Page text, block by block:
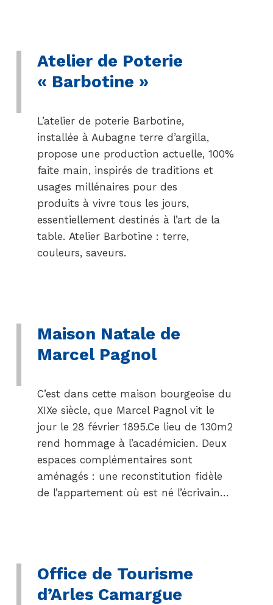
Atelier de Poterie
« Barbotine »
L’atelier de poterie Barbotine,
installée à Aubagne terre d’argilla,
propose une production actuelle, 100%
faite main, inspirés de traditions et
usages millénaires pour des
produits à vivre tous les jours,
essentiellement destinés à l’art de la
table. Atelier Barbotine : terre,
couleurs, saveurs.
Maison Natale de
Marcel Pagnol
C’est dans cette maison bourgeoise du
XIXe siècle, que Marcel Pagnol vit le
jour le 28 février 1895.Ce lieu de 130m2
rend hommage à l’académicien. Deux
espaces complémentaires sont
aménagés : une reconstitution fidèle
de l’appartement où est né l’écrivain…
Office de Tourisme
d’Arles Camargue